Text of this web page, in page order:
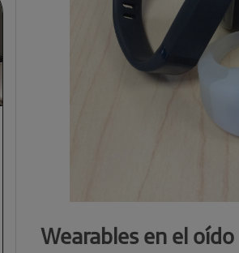
Wearables en el oído